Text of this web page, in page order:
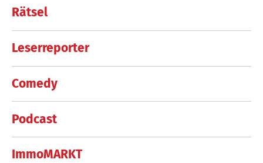
Rätsel
Leserreporter
Comedy
Podcast
ImmoMARKT